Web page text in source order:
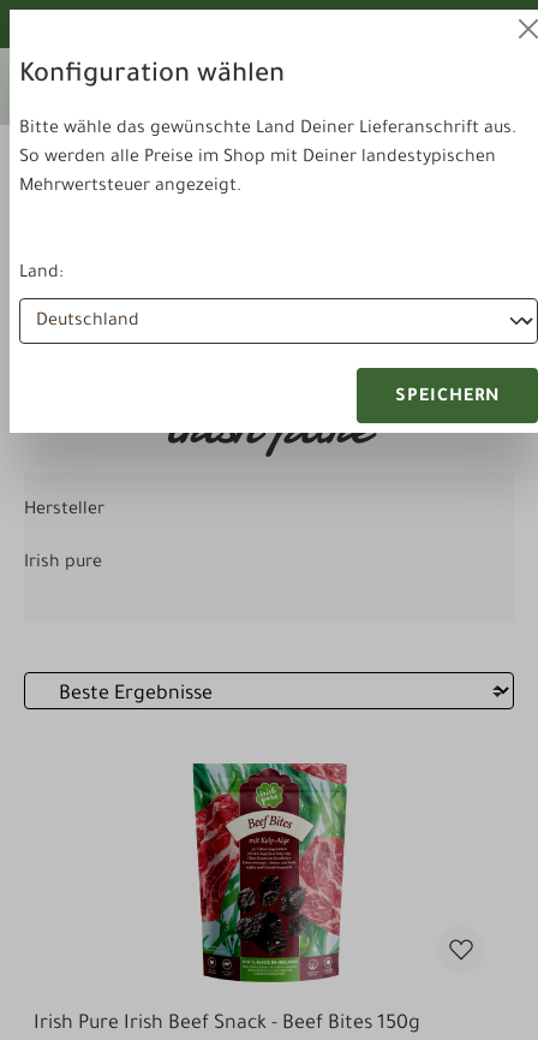
Ihr aktuelles Lieferland:
Suchergebnisse für
"irish pure"
Hersteller
Irish pure
Irish Pure Irish Beef Snack - Beef Bites 150g
Konfiguration wählen
Bitte wähle das gewünschte Land Deiner Lieferanschrift aus.
So werden alle Preise im Shop mit Deiner landestypischen
Mehrwertsteuer angezeigt.
Land:
SPEICHERN